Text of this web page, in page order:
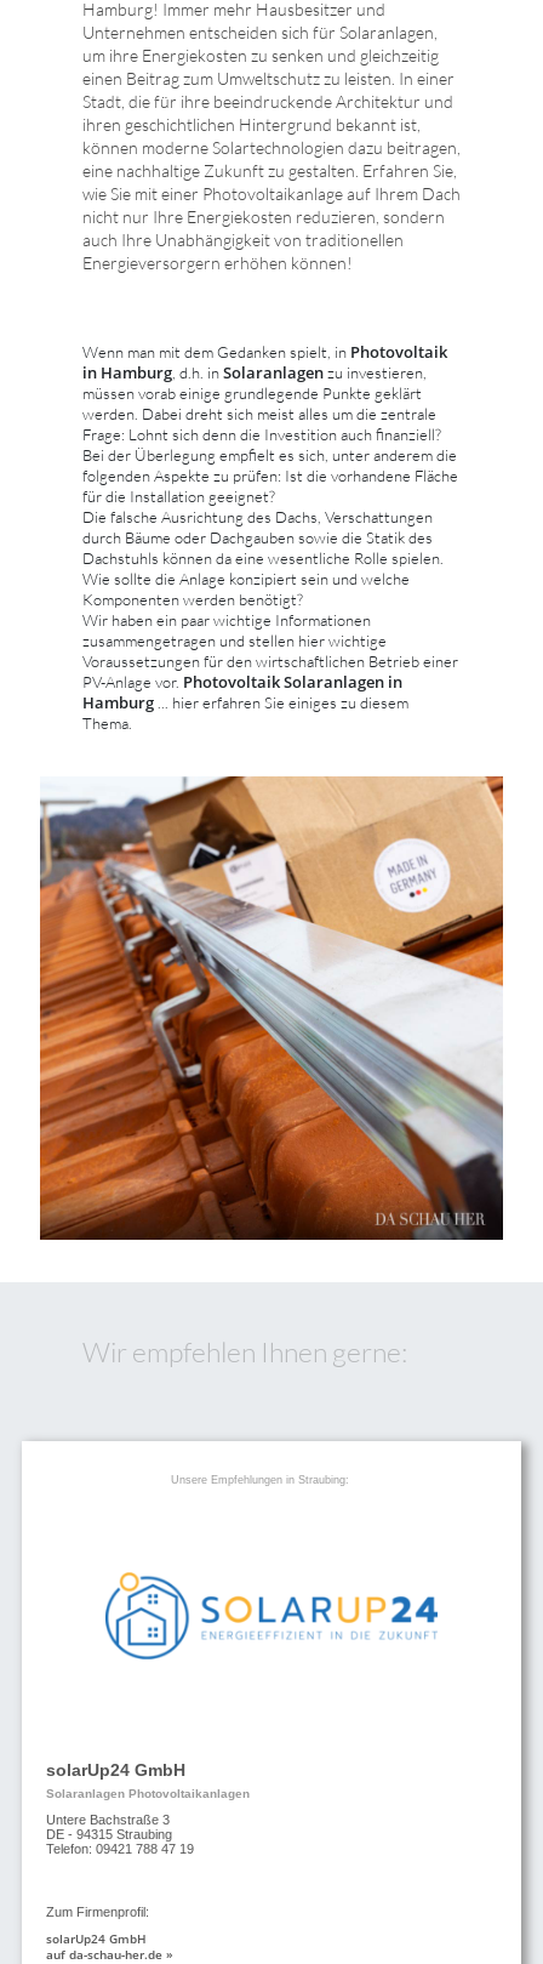
Hamburg! Immer mehr Hausbesitzer und
Unternehmen entscheiden sich für Solaranlagen,
um ihre Energiekosten zu senken und gleichzeitig
einen Beitrag zum Umweltschutz zu leisten. In einer
Stadt, die für ihre beeindruckende Architektur und
ihren geschichtlichen Hintergrund bekannt ist,
können moderne Solartechnologien dazu beitragen,
eine nachhaltige Zukunft zu gestalten. Erfahren Sie,
wie Sie mit einer Photovoltaikanlage auf Ihrem Dach
nicht nur Ihre Energiekosten reduzieren, sondern
auch Ihre Unabhängigkeit von traditionellen
Energieversorgern erhöhen können!
Wenn man mit dem Gedanken spielt, in Photovoltaik
in Hamburg , d.h. inSolaranlagenzu investieren,
müssen vorab einige grundlegende Punkte geklärt
werden. Dabei dreht sich meist alles um die zentrale
Frage: Lohnt sich denn die Investition auch finanziell?
Bei der Überlegung empfielt es sich, unter anderem die
folgenden Aspekte zu prüfen: Ist die vorhandene Fläche
für die Installation geeignet?
Die falsche Ausrichtung des Dachs, Verschattungen
durch Bäume oder Dachgauben sowie die Statik des
Dachstuhls können da eine wesentliche Rolle spielen.
Wie sollte die Anlage konzipiert sein und welche
Komponenten werden benötigt?
Wir haben ein paar wichtige Informationen
zusammengetragen und stellen hier wichtige
Voraussetzungen für den wirtschaftlichen Betrieb einer
PV-Anlage vor. Photovoltaik Solaranlagen in
Hamburg
... hier erfahren Sie einiges zu diesem
Thema.
Wir empfehlen Ihnen gerne:
Unsere Empfehlungen in Straubing:
solarUp24 GmbH
Solaranlagen Photovoltaikanlagen
Untere Bachstraße 3
DE - 94315 Straubing
Telefon: 09421 788 47 19
Zum Firmenprofil:
solarUp24 GmbH
auf da-schau-her.de »